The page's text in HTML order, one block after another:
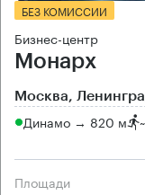
БЕЗ КОМИССИИ
Бизнес-центр
Монарх
Москва,
Динамо → 820 м ~
Площади